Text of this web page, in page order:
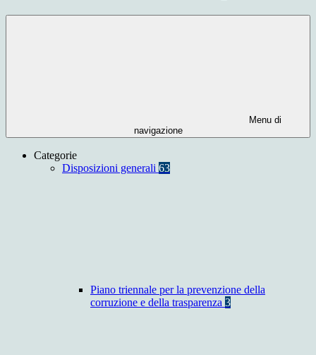
Menu di
navigazione
Categorie
Disposizioni generali 63
Piano triennale per la prevenzione della
corruzione e della trasparenza 3